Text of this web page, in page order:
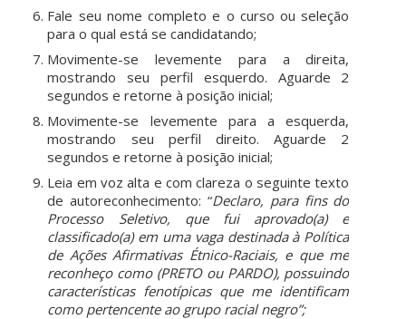
Fale seu nome completo e o curso ou seleção
para o qual está se candidatando;
Movimente-se levemente para a direita,
mostrando seu perfil esquerdo. Aguarde 2
segundos e retorne à posição inicial;
Movimente-se levemente para a esquerda,
mostrando seu perfil direito. Aguarde 2
segundos e retorne à posição inicial;
Leia em voz alta e com clareza o seguinte texto
de autoreconhecimento: “Declaro, para fins do
Processo Seletivo, que fui aprovado(a) e
classificado(a) em uma vaga destinada à Política
de Ações Afirmativas Étnico-Raciais, e que me
reconheço como (PRETO ou PARDO), possuindo
características fenotípicas que me identificam
como pertencente ao grupo racial negro”;